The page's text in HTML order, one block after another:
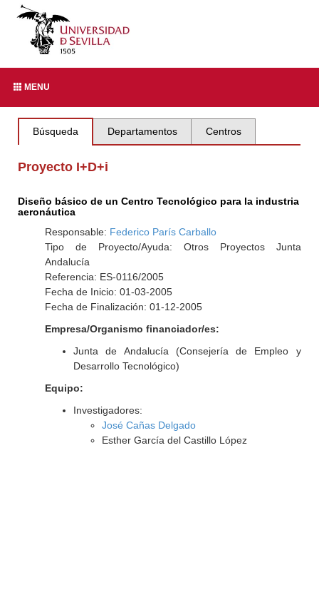
MENU
Búsqueda Departamentos Centros
Proyecto I+D+i
Diseño básico de un Centro Tecnológico para la industria
aeronáutica
Responsable: Federico París Carballo
Tipo de Proyecto/Ayuda: Otros Proyectos Junta
Andalucía
Referencia: ES-0116/2005
Fecha de Inicio: 01-03-2005
Fecha de Finalización: 01-12-2005
Empresa/Organismo financiador/es:
Junta de Andalucía (Consejería de Empleo y
Desarrollo Tecnológico)
Equipo:
Investigadores:
José Cañas Delgado
Esther García del Castillo López